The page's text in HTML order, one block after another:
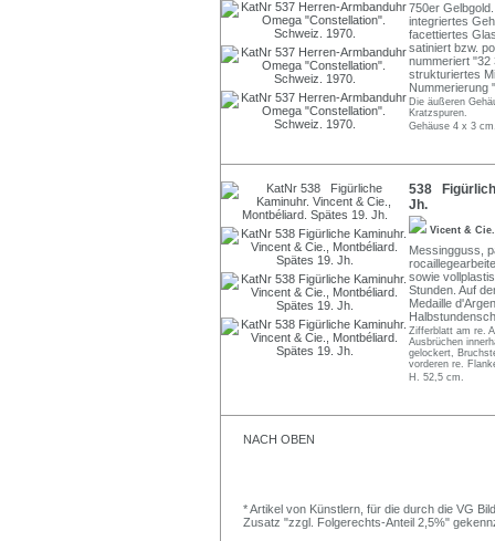
750er
integriertes
facettiertes
satiniert bzw.
nummeriert "32
strukturiertes
Nummerierung
Die äußeren
Kratzspuren.
Gehäuse 4 x 3
538
Jh.
Vicent &
Messingguss,
sowie
Stunden. Auf
Medaille
Zifferblatt am re.
Ausbrüchen
gelockert,
vorderen re.
H. 52,5 cm.
NACH OBEN
* Artikel von Künstlern, für die durch die VG
Zusatz "zzgl. Folgerechts-Anteil 2,5%"